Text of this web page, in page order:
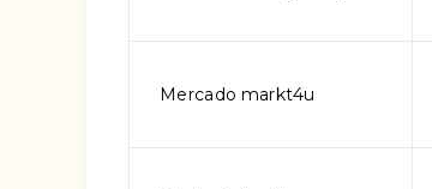
Mercado markt4u